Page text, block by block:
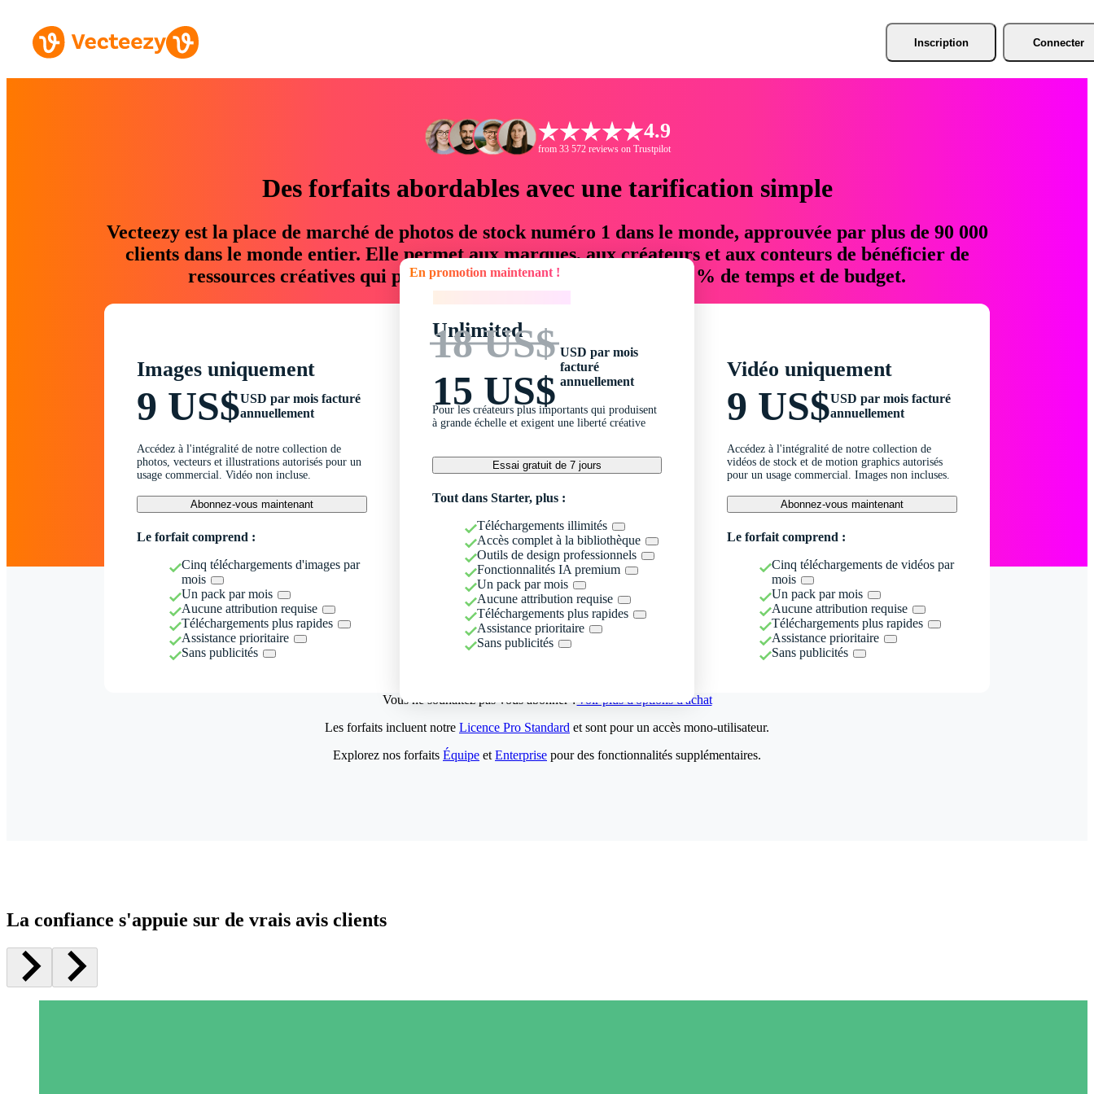
Inscription Connecter
4.9
from 33 572 reviews on Trustpilot
Des forfaits abordables avec une tarification simple
Vecteezy est la place de marché de photos de stock numéro 1 dans le monde, approuvée par plus de 90 000
clients dans le monde entier. Elle permet aux marques, aux créateurs et aux conteurs de bénéficier de
ressources créatives qui permettent d'économiser jusqu'à 76 % de temps et de budget.
Images uniquement
9 US$USD par mois facturé
annuellement
Accédez à l'intégralité de notre collection de
photos, vecteurs et illustrations autorisés pour un
usage commercial. Vidéo non incluse.
Abonnez-vous maintenant
Le forfait comprend :
Cinq téléchargements d'images par
mois
Un pack par mois
Aucune attribution requise
Téléchargements plus rapides
Assistance prioritaire
Sans publicités
En promotion maintenant !
Unlimited
18 US$
15 US$
USD par mois
facturé
annuellement
Pour les créateurs plus importants qui produisent
à grande échelle et exigent une liberté créative
Essai gratuit de 7 jours
Tout dans Starter, plus :
Téléchargements illimités
Accès complet à la bibliothèque
Outils de design professionnels
Fonctionnalités IA premium
Un pack par mois
Aucune attribution requise
Téléchargements plus rapides
Assistance prioritaire
Sans publicités
Vidéo uniquement
9 US$USD par mois facturé
annuellement
Accédez à l'intégralité de notre collection de
vidéos de stock et de motion graphics autorisés
pour un usage commercial. Images non incluses.
Abonnez-vous maintenant
Le forfait comprend :
Cinq téléchargements de vidéos par
mois
Un pack par mois
Aucune attribution requise
Téléchargements plus rapides
Assistance prioritaire
Sans publicités
Vous ne souhaitez pas vous abonner ?Voir plus d'options d'achat
Les forfaits incluent notre Licence Pro Standard et sont pour un accès mono-utilisateur.
Explorez nos forfaits Équipe et Enterprise pour des fonctionnalités supplémentaires.
La confiance s'appuie sur de vrais avis clients